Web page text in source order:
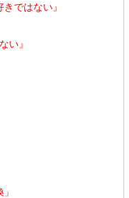
ではない』
い』